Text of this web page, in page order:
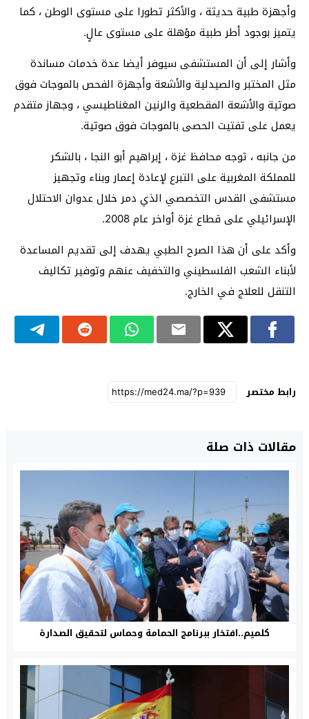
وأجهزة طبية حديثة ، والأكثر تطورا على مستوى الوطن ، كما
يتميز بوجود أطر طبية مؤهلة على مستوى عالٍ.
وأشار إلى أن المستشفى سيوفر أيضا عدة خدمات مساندة
مثل المختبر والصيدلية والأشعة وأجهزة الفحص بالموجات فوق
صوتية والأشعة المقطعية والرنين المغناطيسي ، وجهاز متقدم
يعمل على تفتيت الحصى بالموجات فوق صوتية.
من جانبه ، توجه محافظ غزة ، إبراهيم أبو النجا ، بالشكر
للمملكة المغربية على التبرع لإعادة إعمار وبناء وتجهيز
مستشفى القدس التخصصي الذي دمر خلال عدوان الاحتلال
الإسرائيلي على قطاع غزة أواخر عام 2008.
وأكد على أن هذا الصرح الطبي يهدف إلى تقديم المساعدة
لأبناء الشعب الفلسطيني والتخفيف عنهم وتوفير تكاليف
التنقل للعلاج في الخارج.
رابط مختصر
مقالات ذات صلة
كلميم..افتخار ببرنامج الحمامة وحماس لتحقيق الصدارة